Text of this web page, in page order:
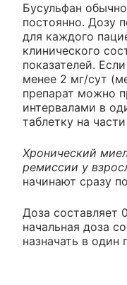
Бусульфан
постоянно. Дозу
для каждого
клинического
показателей.
менее 2 мг/сут
препарат можно
интервалами в
таблетку на
Хронический
ремиссии у
начинают сразу
Доза составляет
начальная доза
назначать в один